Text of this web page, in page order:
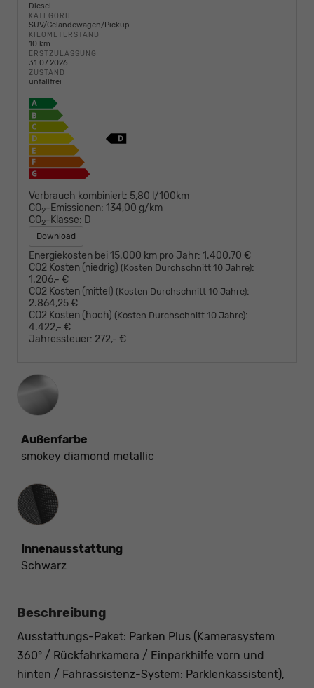
Diesel
KATEGORIE
SUV/Geländewagen/Pickup
KILOMETERSTAND
10 km
ERSTZULASSUNG
31.07.2026
ZUSTAND
unfallfrei
Verbrauch kombiniert: 5,80 l/100km
CO2-Emissionen: 134,00 g/km
CO2-Klasse: D
Download
Energiekosten bei 15.000 km pro Jahr: 1.400,70 €
CO2 Kosten (niedrig) (Kosten Durchschnitt 10 Jahre):
1.206,- €
CO2 Kosten (mittel) (Kosten Durchschnitt 10 Jahre):
2.864,25 €
CO2 Kosten (hoch) (Kosten Durchschnitt 10 Jahre):
4.422,- €
Jahressteuer: 272,- €
Außenfarbe
smokey diamond metallic
Innenausstattung
Innenausstattung
Schwarz
Beschreibung
Ausstattungs-Paket: Parken Plus (Kamerasystem
360° / Rückfahrkamera / Einparkhilfe vorn und
hinten / Fahrassistenz-System: Parklenkassistent),